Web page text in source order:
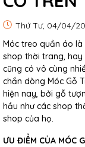
Thứ Tư, 04/04/
Móc treo quần áo
shop thời trang, hay
cũng có vô cùng
chắn dòng Móc Gỗ
hiện nay, bởi gỗ
hầu như các shop
shop của họ.
ƯU ĐIỂM CỦA MÓC